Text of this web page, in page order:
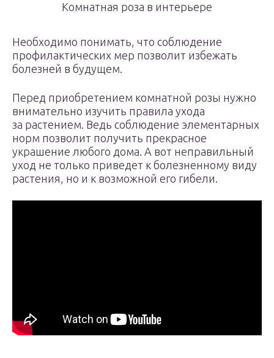
Комнатная роза в интерьере
Необходимо понимать, что соблюдение
профилактических мер позволит избежать
болезней в будущем.
Перед приобретением комнатной розы нужно
внимательно изучить правила ухода
за растением. Ведь соблюдение элементарных
норм позволит получить прекрасное
украшение любого дома. А вот неправильный
уход не только приведет к болезненному виду
растения, но и к возможной его гибели.